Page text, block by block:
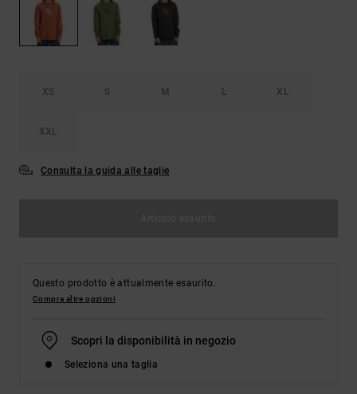
alle
domande
le FAQ
XS S M L XL
XXL
Consulta la guida alle taglie
Questo prodotto è attualmente esaurito.
Compra altre opzioni
Scopri la disponibilità in negozio
Seleziona una taglia